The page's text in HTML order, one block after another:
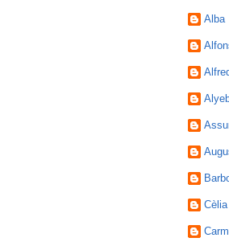
Alba
Cèlia